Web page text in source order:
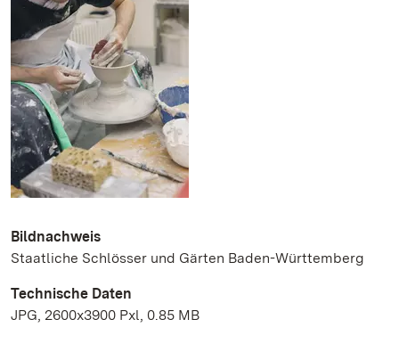
Bildnachweis
Staatliche Schlösser und Gärten Baden-Württemberg
Technische Daten
JPG, 2600x3900 Pxl, 0.85 MB